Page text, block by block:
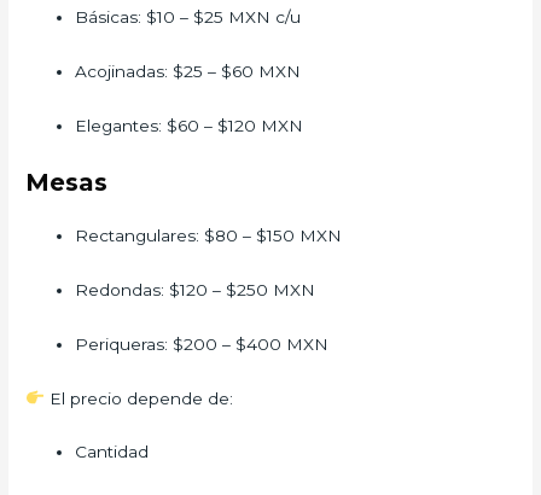
Básicas: $10 – $25 MXN c/u
Acojinadas: $25 – $60 MXN
Elegantes: $60 – $120 MXN
Mesas
Rectangulares: $80 – $150 MXN
Redondas: $120 – $250 MXN
Periqueras: $200 – $400 MXN
El precio depende de:
Cantidad